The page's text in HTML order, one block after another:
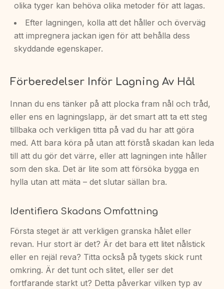
olika tyger kan behöva olika metoder för att lagas.
Efter lagningen, kolla att det håller och överväg
att impregnera jackan igen för att behålla dess
skyddande egenskaper.
Förberedelser Inför Lagning Av Hål
Innan du ens tänker på att plocka fram nål och tråd,
eller ens en lagningslapp, är det smart att ta ett steg
tillbaka och verkligen titta på vad du har att göra
med. Att bara köra på utan att förstå skadan kan leda
till att du gör det värre, eller att lagningen inte håller
som den ska. Det är lite som att försöka bygga en
hylla utan att mäta – det slutar sällan bra.
Identifiera Skadans Omfattning
Första steget är att verkligen granska hålet eller
revan. Hur stort är det? Är det bara ett litet nålstick
eller en rejäl reva? Titta också på tygets skick runt
omkring. Är det tunt och slitet, eller ser det
fortfarande starkt ut? Detta påverkar vilken typ av